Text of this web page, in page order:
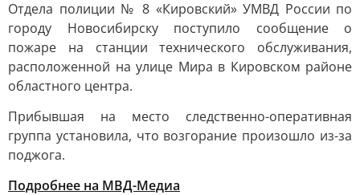
Отдела полиции № 8 «Кировский» УМВД России по
городу Новосибирску поступило сообщение о
пожаре на станции технического обслуживания,
расположенной на улице Мира в Кировском районе
областного центра.
Прибывшая на место следственно-оперативная
группа установила, что возгорание произошло из-за
поджога.
Подробнее на МВД-Медиа